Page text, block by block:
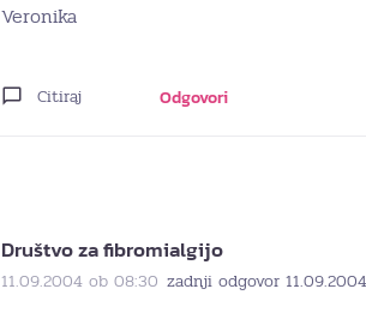
Veronika
Citiraj Odgovori
Društvo za fibromialgijo
11.09.2004 ob 08:30 zadnji odgovor